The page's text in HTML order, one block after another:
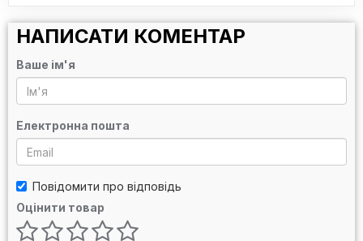
НАПИСАТИ КОМЕНТАР
Ваше ім'я
Електронна пошта
Повідомити про відповідь
Оцінити товар